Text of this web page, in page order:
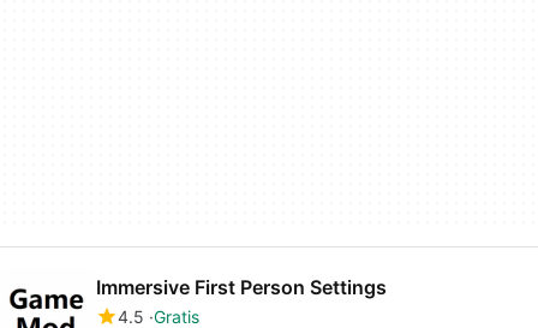
Immersive First Person Settings
4.5 Gratis